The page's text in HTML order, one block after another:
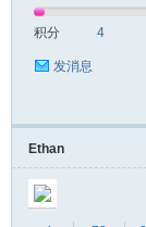
积分 4
发消息
Ethan